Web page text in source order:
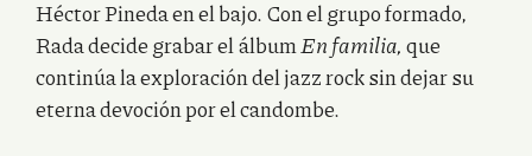
Héctor Pineda en el bajo. Con el grupo formado,
Rada decide grabar el álbumEn familia,que
continúa la exploración del jazz rock sin dejar su
eterna devoción por el candombe.